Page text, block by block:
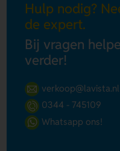
Hulp nodig?
de expert.
Bij vragen
verder!
verkoop@lavista.nl
0344 - 745109
Whatsapp ons!